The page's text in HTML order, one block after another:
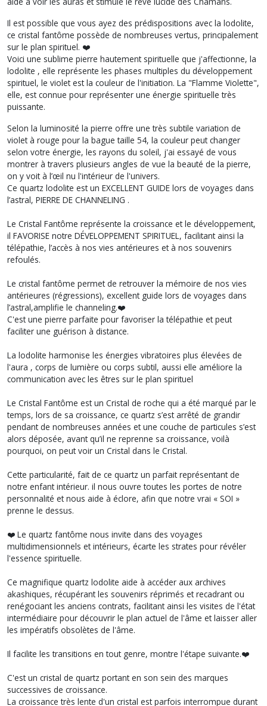
Il est possible que vous ayez des prédispositions avec la lodolite,
ce cristal fantôme possède de nombreuses vertus, principalement
sur le plan spirituel. ❤️
Voici une sublime pierre hautement spirituelle que j'affectionne, la
lodolite , elle représente les phases multiples du développement
spirituel, le violet est la couleur de l'initiation. La "Flamme Violette",
elle, est connue pour représenter une énergie spirituelle très
puissante.
Selon la luminosité la pierre offre une très subtile variation de
violet à rouge pour la bague taille 54, la couleur peut changer
selon votre énergie, les rayons du soleil, j'ai essayé de vous
montrer à travers plusieurs angles de vue la beauté de la pierre,
on y voit à l’œil nu l'intérieur de l'univers.
Ce quartz lodolite est un EXCELLENT GUIDE lors de voyages dans
l’astral, PIERRE DE CHANNELING .
Le Cristal Fantôme représente la croissance et le développement,
il FAVORISE notre DÉVELOPPEMENT SPIRITUEL, facilitant ainsi la
télépathie, l’accès à nos vies antérieures et à nos souvenirs
refoulés.
Le cristal fantôme permet de retrouver la mémoire de nos vies
antérieures (régressions), excellent guide lors de voyages dans
l’astral,amplifie le channeling.❤️
C'est une pierre parfaite pour favoriser la télépathie et peut
faciliter une guérison à distance.
La lodolite harmonise les énergies vibratoires plus élevées de
l'aura , corps de lumière ou corps subtil, aussi elle améliore la
communication avec les êtres sur le plan spirituel
Le Cristal Fantôme est un Cristal de roche qui a été marqué par le
temps, lors de sa croissance, ce quartz s’est arrêté de grandir
pendant de nombreuses années et une couche de particules s’est
alors déposée, avant qu’il ne reprenne sa croissance, voilà
pourquoi, on peut voir un Cristal dans le Cristal.
Cette particularité, fait de ce quartz un parfait représentant de
notre enfant intérieur. il nous ouvre toutes les portes de notre
personnalité et nous aide à éclore, afin que notre vrai « SOI »
prenne le dessus.
❤️ Le quartz fantôme nous invite dans des voyages
multidimensionnels et intérieurs, écarte les strates pour révéler
l'essence spirituelle.
Ce magnifique quartz lodolite aide à accéder aux archives
akashiques, récupérant les souvenirs réprimés et recadrant ou
renégociant les anciens contrats, facilitant ainsi les visites de l'état
intermédiaire pour découvrir le plan actuel de l'âme et laisser aller
les impératifs obsolètes de l'âme.
Il facilite les transitions en tout genre, montre l'étape suivante.❤️
C'est un cristal de quartz portant en son sein des marques
successives de croissance.
La croissance très lente d'un cristal est parfois interrompue durant